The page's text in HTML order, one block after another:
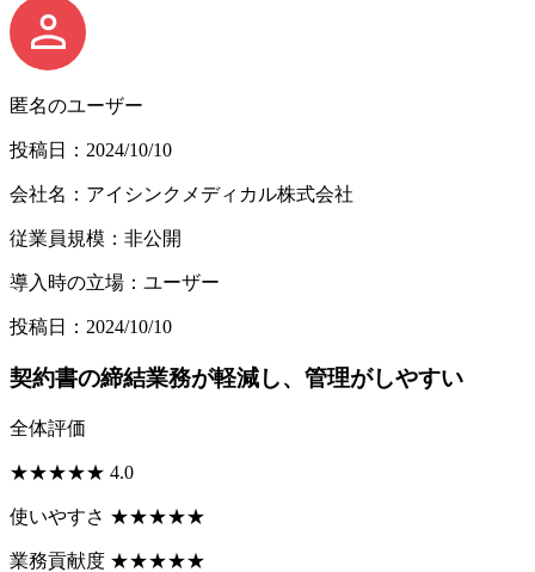
匿名のユーザー
投稿日：2024/10/10
会社名：アイシンクメディカル株式会社
従業員規模：非公開
導入時の立場：ユーザー
投稿日：2024/10/10
契約書の締結業務が軽減し、管理がしやすい
全体評価
★★★★★ 4.0
使いやすさ ★★★★★
業務貢献度 ★★★★★